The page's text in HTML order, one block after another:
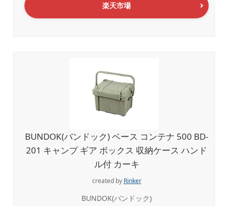
楽天市場
BUNDOK(バンドック) ベース コンテナ 500 BD-
201 キャンプ ギア ボックス 収納ケース ハンド
ル付 カーキ
created by Rinker
BUNDOK(バンドック)